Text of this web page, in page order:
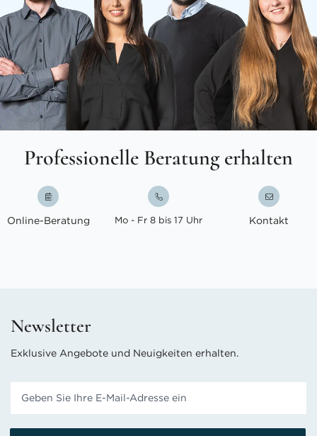
Professionelle Beratung erhalten
Online-Beratung Mo - Fr 8 bis 17 Uhr Kontakt
Newsletter
Exklusive Angebote und Neuigkeiten erhalten.